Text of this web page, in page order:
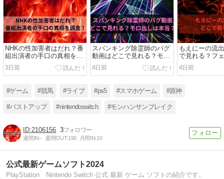
NHKの性加害者はだれ？番
組出演者の手口の真相を調
査！
3日前
スパンキング除霊師のバグ
動画はどこで見れる？モロ
出しは本当か調査
4日前
もえにーの流
で見れる？フ
性は高いか調査
4日前
#ゲーム #競馬 #ライブ #ps5 #スマホゲーム #原神
#バストアップ #nintendoswitch #モンハンサンブレイク
2106156 3
週間IN:- 週間OUT:190 月間IN:10
公式最新ゲームソフト2024
PlayStation Nintendo Switch 公式 最新 ゲーム ソフトの紹介です。